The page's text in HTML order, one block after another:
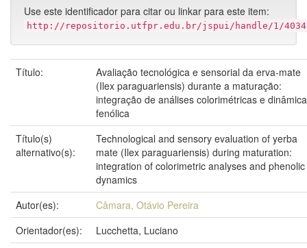
Use este identificador para citar ou linkar para este item:
http://repositorio.utfpr.edu.br/jspui/handle/1/
Título:
Avaliação tecnológica e sensorial da erva-mate
(Ilex paraguariensis) durante a maturação:
integração de análises colorimétricas e dinâmica
fenólica
Título(s)
alternativo(s):
Technological and sensory evaluation of yerba
mate (Ilex paraguariensis) during maturation:
integration of colorimetric analyses and phenolic
dynamics
Autor(es):
Câmara, Otávio Pereira
Orientador(es):
Lucchetta, Luciano